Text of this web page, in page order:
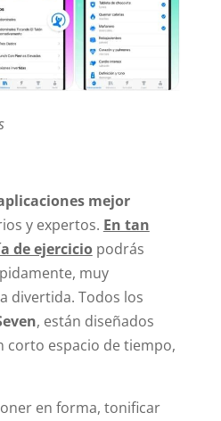
mejor
y expertos. En tan
de ejerciciopodrás
muy
divertida. Todos los
, están diseñados
corto espacio de tiempo,
en forma, tonificar